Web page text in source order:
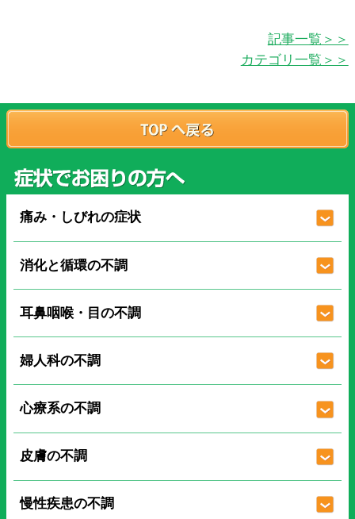
記事一覧＞＞
カテゴリ一覧＞＞
痛み・しびれの症状
消化と循環の不調
耳鼻咽喉・目の不調
婦人科の不調
心療系の不調
皮膚の不調
慢性疾患の不調